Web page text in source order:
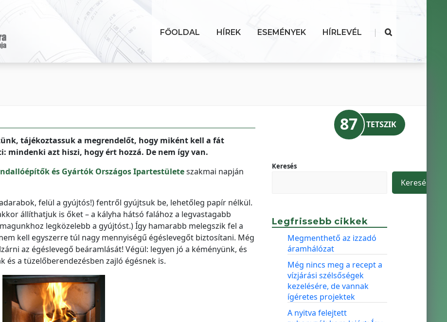
FŐOLDAL HÍREK ESEMÉNYEK HÍRLEVÉL |
tájékoztassuk a megrendelőt, hogy miként kell a fát
mindenki azt hiszi, hogy ért hozzá. De nem így van.
és Gyártók Országos Ipartestületeszakmai napján
felül a gyújtós!) fentről gyújtsuk be, lehetőleg papír nélkül.
állíthatjuk is őket – a kályha hátsó falához a legvastagabb
legközelebb a gyújtóst.) Így hamarabb melegszik fel a
kell egyszerre túl nagy mennyiségű égéslevegőt biztosítani. Még
az égéslevegő beáramlását! Végül: legyen jó a kéményünk, és
a tüzelőberendezésben zajló égésnek is.
87 TETSZIK
Keresés
Keresés
Legfrissebb cikkek
Megmenthető az izzadó
áramhálózat
Még nincs meg a recept a
vízjárási szélsőségek
kezelésére, de vannak
ígéretes projektek
A nyitva felejtett